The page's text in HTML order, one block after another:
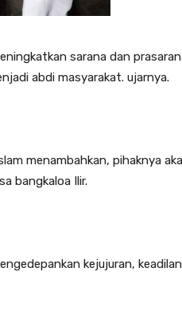
sarana dan
abdi masyarakat. ujarnya.
menambahkan, pihaknya
bangkaloa Ilir.
kejujuran,